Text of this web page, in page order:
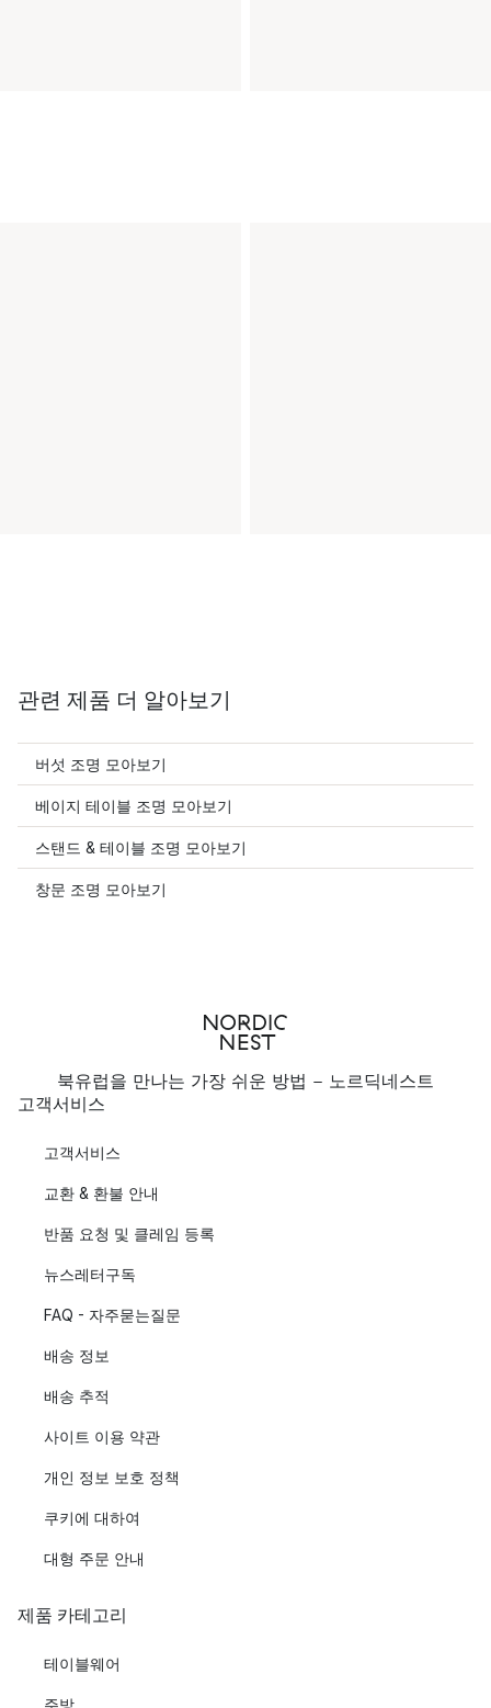
관련 제품 더 알아보기
버섯 조명 모아보기
베이지 테이블 조명 모아보기
스탠드 & 테이블 조명 모아보기
창문 조명 모아보기
북유럽을 만나는 가장 쉬운 방법 - 노르딕네스트
고객서비스
고객서비스
교환 & 환불 안내
반품 요청 및 클레임 등록
뉴스레터구독
FAQ - 자주묻는질문
배송 정보
배송 추적
사이트 이용 약관
개인 정보 보호 정책
쿠키에 대하여
대형 주문 안내
제품 카테고리
테이블웨어
주방